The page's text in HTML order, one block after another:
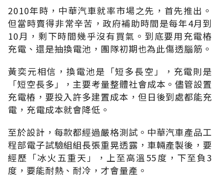
2010年時，中華汽車就率市場之先，首先推出。
但當時賣得非常辛苦，政府補助時間是每年4月到
10月，剩下時間幾乎沒有買氣。到底要用充電樁
充電、還是抽換電池，團隊初期也為此傷透腦筋。
黃奕元相信，換電池是「短多長空」，充電則是
「短空長多」，主要考量整體社會成本。儘管設置
充電樁，要投入許多建置成本，但日後到處都能充
電，充電成本就會降低。
至於設計，每款都經過嚴格測試。中華汽車產品工
程部電子試驗組組長張重晃透露，車輛產製後，要
經歷「冰火五重天」，上至高溫55度，下至負3
度，要能耐熱、耐冷，才會量產。